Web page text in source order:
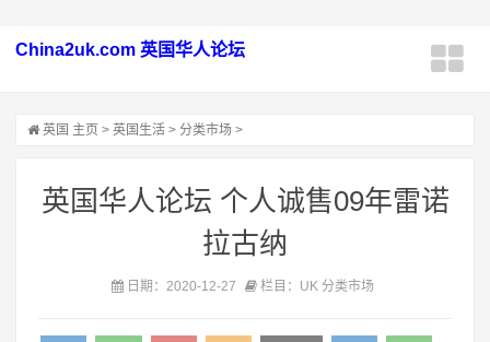
China2uk.com 英国华人论坛
英国 主页 > 英国生活 > 分类市场 >
英国华人论坛 个人诚售09年雷诺
拉古纳
日期：2020-12-27 栏目：UK 分类市场